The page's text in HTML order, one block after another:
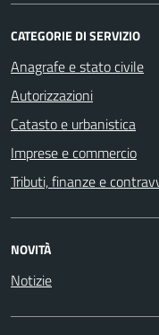
CATEGORIE DI SERVIZIO
Anagrafe e stato civile
Autorizzazioni
Catasto e urbanistica
Imprese e commercio
Tributi, finanze e
NOVITÀ
Notizie